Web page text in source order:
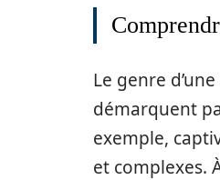
Le genre
démarquent
exemple,
et complexes.